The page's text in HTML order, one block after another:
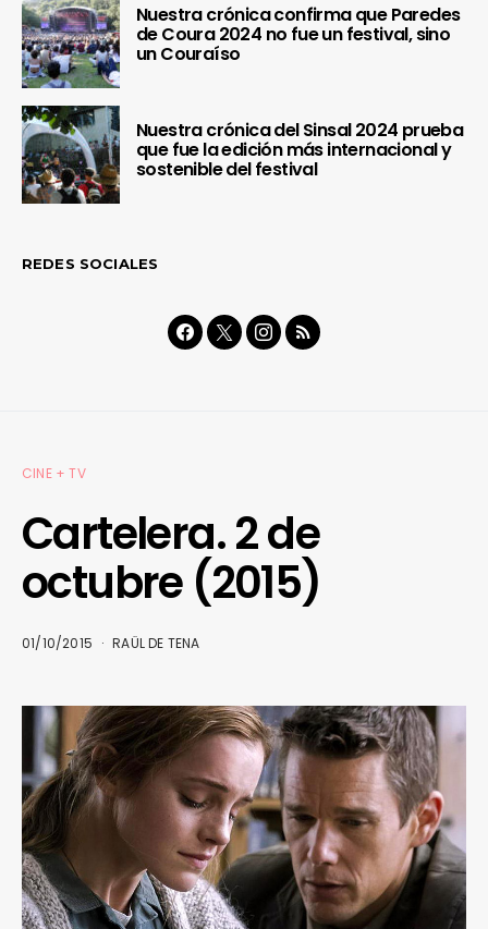
Nuestra crónica confirma que Paredes
de Coura 2024 no fue un festival, sino
un Couraíso
Nuestra crónica del Sinsal 2024 prueba
que fue la edición más internacional y
sostenible del festival
REDES SOCIALES
CINE + TV
Cartelera. 2 de
octubre (2015)
01/10/2015 RAÜL DE TENA